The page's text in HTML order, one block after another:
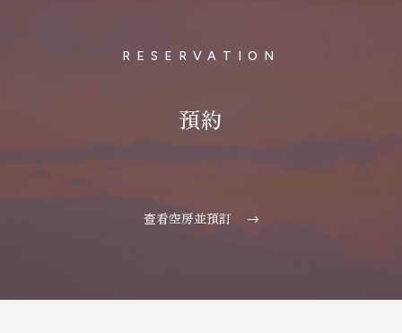
RESERVATION
預約
查看空房並預訂